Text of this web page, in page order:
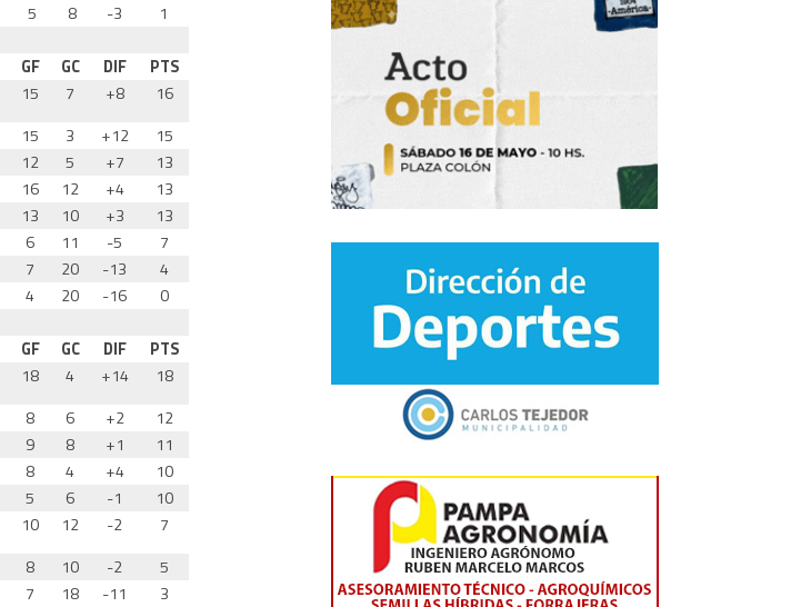
5 8 -3
1
GF GC DIF
PTS
15 7 +8
16
15 3 +12
15
12 5 +7
13
16 12 +4
13
13 10 +3
13
6 11 -5
7
7 20 -13
4
4 20 -16
0
GF GC DIF
PTS
18 4 +14
18
8 6 +2
12
9 8 +1
11
8 4 +4
10
5 6 -1
10
10 12 -2
7
8 10 -2
5
7 18 -11
3